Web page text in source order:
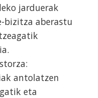
jarduerak
aberastu
antolatzen
eta